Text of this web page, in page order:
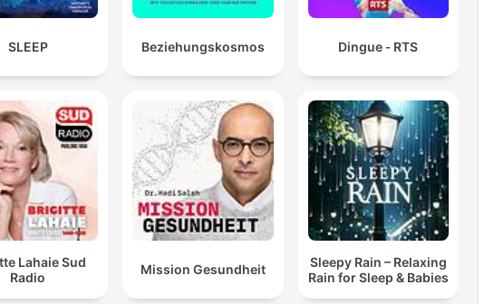
SLEEP Beziehungskosmos Dingue ‐ RTS
Lahaie Sud
Radio
Mission Gesundheit
Sleepy Rain – Relaxing
Rain for Sleep & Babies